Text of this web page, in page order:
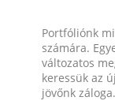
Portfóliónk
számára.
változatos
keressük az
jövőnk záloga.